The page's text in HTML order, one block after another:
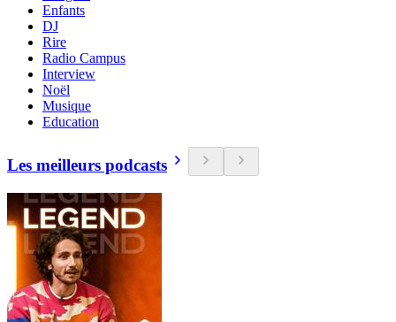
Enfants
DJ
Rire
Radio Campus
Interview
Noël
Musique
Education
Les meilleurs podcasts